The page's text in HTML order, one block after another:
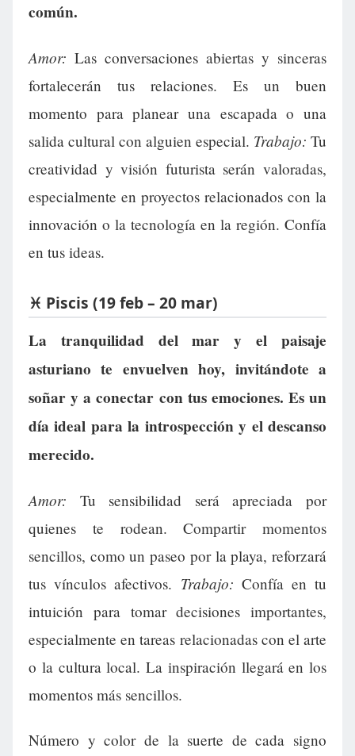
común.
Amor: Las conversaciones abiertas y sinceras
fortalecerán tus relaciones. Es un buen
momento para planear una escapada o una
salida cultural con alguien especial. Trabajo: Tu
creatividad y visión futurista serán valoradas,
especialmente en proyectos relacionados con la
innovación o la tecnología en la región. Confía
en tus ideas.
♓ Piscis (19 feb – 20 mar)
La tranquilidad del mar y el paisaje
asturiano te envuelven hoy, invitándote a
soñar y a conectar con tus emociones. Es un
día ideal para la introspección y el descanso
merecido.
Amor: Tu sensibilidad será apreciada por
quienes te rodean. Compartir momentos
sencillos, como un paseo por la playa, reforzará
tus vínculos afectivos. Trabajo: Confía en tu
intuición para tomar decisiones importantes,
especialmente en tareas relacionadas con el arte
o la cultura local. La inspiración llegará en los
momentos más sencillos.
Número y color de la suerte de cada signo